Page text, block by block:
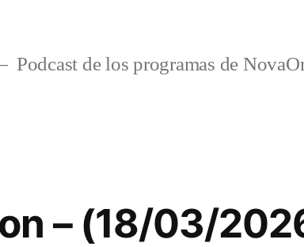
Podcast de los programas de
– (18/03/